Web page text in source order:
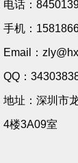
电话：
手机：
Email：
QQ：
地址：深圳市
4楼3A09室